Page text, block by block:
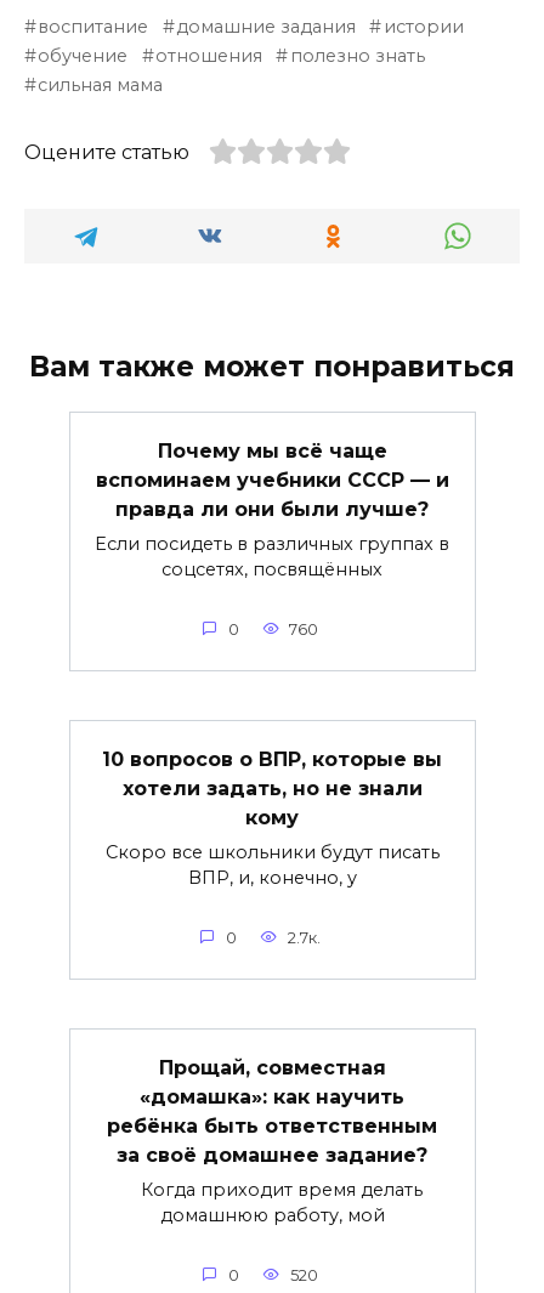
воспитание домашние задания
истории
обучение
отношения
полезно знать
сильная мама
Оцените статью
Вам также может понравиться
Почему мы всё чаще
вспоминаем учебники СССР — и
правда ли они были лучше?
Если посидеть в различных группах в
соцсетях, посвящённых
0 760
10 вопросов о ВПР, которые вы
хотели задать, но не знали
кому
Скоро все школьники будут писать
ВПР, и, конечно, у
0 2.7к.
Прощай, совместная
«домашка»: как научить
ребёнка быть ответственным
за своё домашнее задание?
Когда приходит время делать
домашнюю работу, мой
0 520